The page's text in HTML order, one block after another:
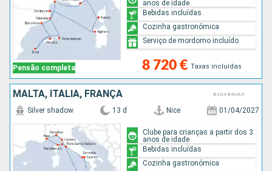
Pensão completa 8 720 € Taxas incluídas
anos de idade
Bebidas incluídas
Cozinha gastronómica
Serviço de mordomo incluído
MALTA, ITÁLIA, FRANÇA
Silver shadow 13 d Nice 01/04/2027
Clube para crianças a partir dos 3
anos de idade
Bebidas incluídas
Cozinha gastronómica